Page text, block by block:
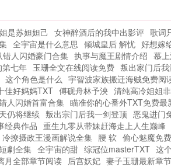
是苏妲妲己 女神醉酒后的我中出影评 歌词
全宇宙是什么意思 倾城皇后 解忧 好想嫁
错人闪婚豪门合集 执事与魔王剧情介绍 慕
七年 玉珊全文在线阅读免费 叛出家门后
这个角色是什么 宇智波家族搬迁海贼免费阅
佳好妈妈TXT 傅砚舟林予泱 清纯高冷姐姐
人闪婚首富合集 瞄准你的心番外TXT免费最
仍将继续 叛出宗门后我一剑登顶 恶鬼进门
经典作品 重生九零从带妹赶海走上人生巅峰
冷撩摄政王漫画解说全集 腰 软 偷心魅魔免
劇全集 全宇宙的甜 综冠位masterTXT 这
月全部章节阅读 后宫妖妃 妻子玉珊最新章